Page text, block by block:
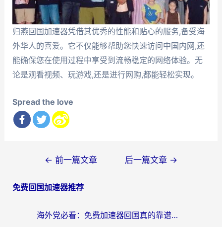
归燕回国加速器凭借其优秀的性能和贴心的服务,备受海
外华人的喜爱。它不仅能够帮助您快速访问中国内网,还
能确保您在使用过程中享受到流畅稳定的网络体验。无
论是观看视频、玩游戏,还是进行网购,都能轻松实现。
Spread the love
导
← 前一篇文章 后一篇文章 →
免费回国加速器推荐
海外党必看：免费加速器回国真的靠谱吗？3步教你选到好用的归雁替代